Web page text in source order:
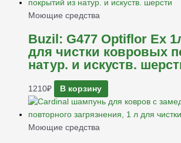
Моющие средства
Buzil: G477 Optiflor Ex
для чистки ковровых
натур. и искуств.
1210₽ В корзину
Моющие средства